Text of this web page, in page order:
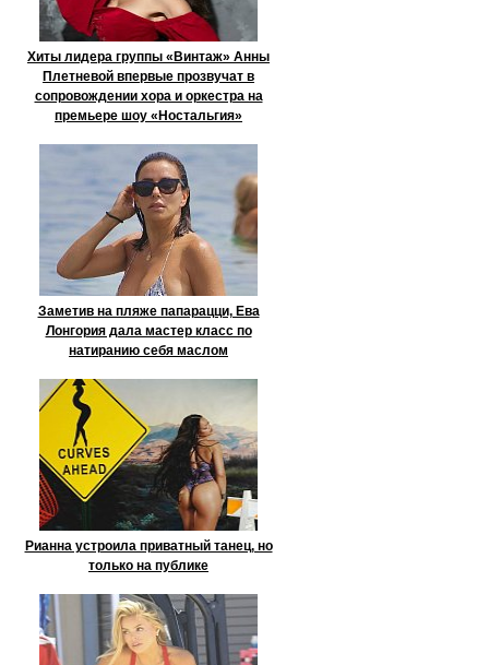
Хиты лидера группы «Винтаж» Анны
Плетневой впервые прозвучат в
сопровождении хора и оркестра на
премьере шоу «Ностальгия»
Заметив на пляже папарацци, Ева
Лонгория дала мастер класс по
натиранию себя маслом
Рианна устроила приватный танец, но
только на публике